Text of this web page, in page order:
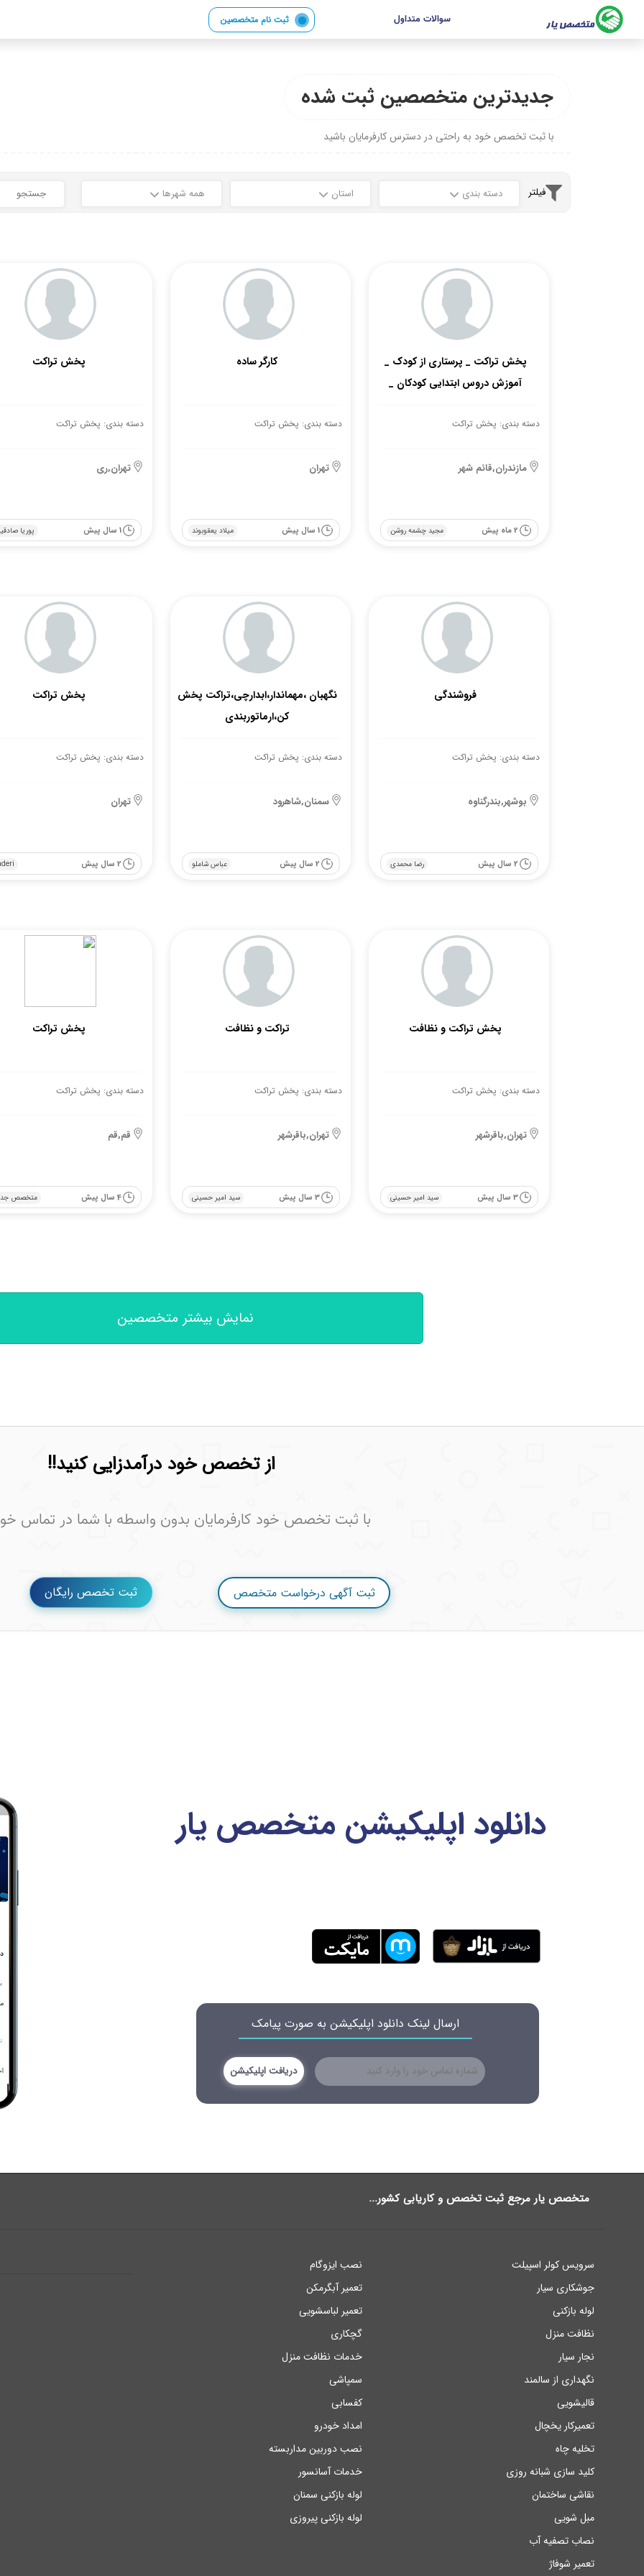
سوالات متداول ثبت نام متخصصین
جدیدترین متخصصین ثبت شده
با ثبت تخصص خود به راحتی در دسترس کارفرمایان باشید
فیلتر دسته بندی استان همه شهرها
پخش تراکت _ پرستاری از کودک _
آموزش دروس ابتدایی کودکان _
دسته بندی: پخش تراکت
مازندران,قائم شهر
مجید چشمه روشن 2 ماه پیش
کارگر ساده
دسته بندی: پخش تراکت
تهران
میلاد یعقوبوند 1 سال پیش
پخش تراکت
دسته بندی: پخش تراکت
تهران,ری
پوریا 1 سال پیش
فروشندگی
دسته بندی: پخش تراکت
بوشهر,بندرگناوه
رضا محمدی 2 سال پیش
نگهبان ،مهماندار،ابدارچی،تراکت پخش
کن،ارماتوربندی
دسته بندی: پخش تراکت
سمنان,شاهرود
عباس شاملو 2 سال پیش
پخش تراکت
دسته بندی: پخش تراکت
تهران
2 سال پیش
پخش تراکت و نظافت
دسته بندی: پخش تراکت
تهران,باقرشهر
سید امیر حسینی 3 سال پیش
تراکت و نظافت
دسته بندی: پخش تراکت
تهران,باقرشهر
سید امیر حسینی 3 سال پیش
پخش تراکت
دسته بندی: پخش تراکت
قم,قم
متخصص 4 سال پیش
نمایش بیشتر متخصصین
از تخصص خود درآمدزایی کنید!!
با ثبت تخصص خود کارفرمایان بدون واسطه با شما در تماس
ثبت آگهی درخواست متخصص ثبت تخصص رایگان
دانلود اپلیکیشن متخصص یار
ارسال لینک دانلود اپلیکیشن به صورت پیامک
دریافت اپلیکیشن
متخصص یار مرجع ثبت تخصص و کاریابی کشور...
سرویس کولر اسپیلت
جوشکاری سیار
لوله بازکنی
نظافت منزل
نجار سیار
نگهداری از سالمند
قالیشویی
تعمیرکار یخچال
تخلیه چاه
کلید سازی شبانه روزی
نقاشی ساختمان
مبل شویی
نصاب تصفیه آب
تعمیر شوفاژ
نصب ایزوگام
تعمیر آبگرمکن
تعمیر لباسشویی
گچکاری
خدمات نظافت منزل
سمپاشی
کفسابی
امداد خودرو
نصب دوربین مداربسته
خدمات آسانسور
لوله بازکنی سمنان
لوله بازکنی پیروزی